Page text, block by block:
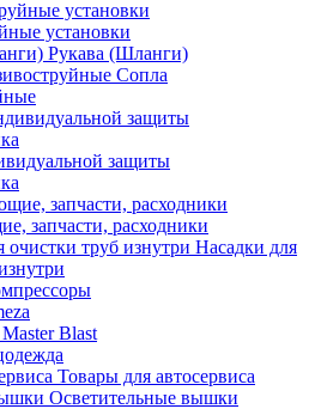
установки
Рукава (Шланги)
Сопла
защиты
запчасти, расходники
Насадки для
Master Blast
Товары для автосервиса
Осветительные вышки